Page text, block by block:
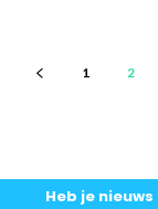
1 2
Heb je